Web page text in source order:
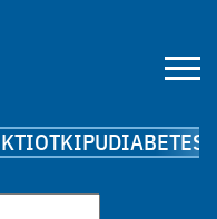
KIPUDIABETES